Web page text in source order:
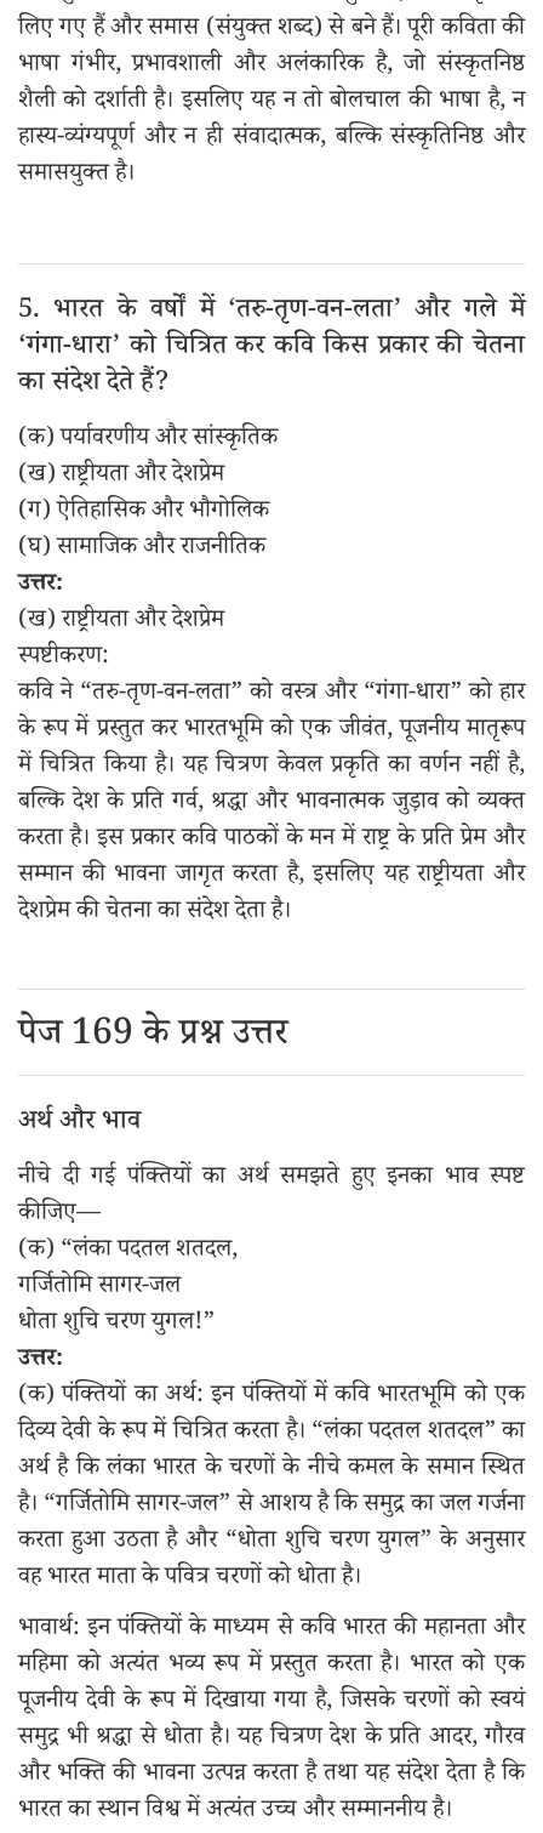
लिए गए हैं और समास (संयुक्त शब्द) से बने हैं। पूरी कविता की
भाषा गंभीर, प्रभावशाली और अलंकारिक है, जो संस्कृतनिष्ठ
शैली को दर्शाती है। इसलिए यह न तो बोलचाल की भाषा है, न
हास्य-व्यंग्यपूर्ण और न ही संवादात्मक, बल्कि संस्कृतिनिष्ठ और
समासयुक्त है।
5. भारत के वर्षों में ‘तरु-तृण-वन-लता’ और गले में
‘गंगा-धारा’ को चित्रित कर कवि किस प्रकार की चेतना
का संदेश देते हैं?
(क) पर्यावरणीय और सांस्कृतिक
(ख) राष्ट्रीयता और देशप्रेम
(ग) ऐतिहासिक और भौगोलिक
(घ) सामाजिक और राजनीतिक
उत्तर:
(ख) राष्ट्रीयता और देशप्रेम
स्पष्टीकरण:
कवि ने “तरु-तृण-वन-लता” को वस्त्र और “गंगा-धारा” को हार
के रूप में प्रस्तुत कर भारतभूमि को एक जीवंत, पूजनीय मातृरूप
में चित्रित किया है। यह चित्रण केवल प्रकृति का वर्णन नहीं है,
बल्कि देश के प्रति गर्व, श्रद्धा और भावनात्मक जुड़ाव को व्यक्त
करता है। इस प्रकार कवि पाठकों के मन में राष्ट्र के प्रति प्रेम और
सम्मान की भावना जागृत करता है, इसलिए यह राष्ट्रीयता और
देशप्रेम की चेतना का संदेश देता है।
पेज 169 के प्रश्न उत्तर
अर्थ और भाव
नीचे दी गई पंक्तियों का अर्थ समझते हुए इनका भाव स्पष्ट
कीजिए—
(क) “लंका पदतल शतदल,
गर्जितोमि सागर-जल
धोता शुचि चरण युगल!”
उत्तर:
(क) पंक्तियों का अर्थ: इन पंक्तियों में कवि भारतभूमि को एक
दिव्य देवी के रूप में चित्रित करता है। “लंका पदतल शतदल” का
अर्थ है कि लंका भारत के चरणों के नीचे कमल के समान स्थित
है। “गर्जितोमि सागर-जल” से आशय है कि समुद्र का जल गर्जना
करता हुआ उठता है और “धोता शुचि चरण युगल” के अनुसार
वह भारत माता के पवित्र चरणों को धोता है।
भावार्थ: इन पंक्तियों के माध्यम से कवि भारत की महानता और
महिमा को अत्यंत भव्य रूप में प्रस्तुत करता है। भारत को एक
पूजनीय देवी के रूप में दिखाया गया है, जिसके चरणों को स्वयं
समुद्र भी श्रद्धा से धोता है। यह चित्रण देश के प्रति आदर, गौरव
और भक्ति की भावना उत्पन्न करता है तथा यह संदेश देता है कि
भारत का स्थान विश्व में अत्यंत उच्च और सम्माननीय है।